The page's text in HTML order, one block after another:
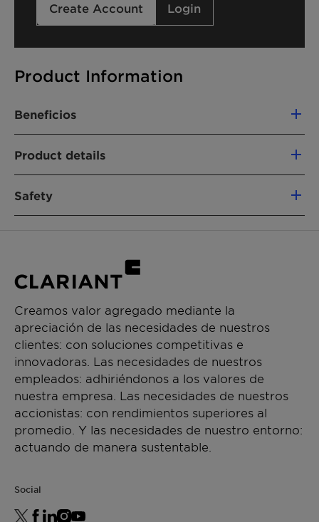
Product Information
Beneficios
Headspace perservation
Easy to handle and to dose
Product details
Traditional Preservatives
CHEMICAL TYPE
Preservative blends
APLICACIONES
Shower, Liquid Soap
Shampoo
Wet Wipe
Hair Conditioner
Hair Styling
Safety
goods please refer to our corresponding
Material Safety Data Sheet.
Create Account Login
Creamos valor agregado mediante la
apreciación de las necesidades de nuestros
clientes: con soluciones competitivas e
innovadoras. Las necesidades de nuestros
empleados: adhiriéndonos a los valores de
nuestra empresa. Las necesidades de nuestros
accionistas: con rendimientos superiores al
promedio. Y las necesidades de nuestro entorno:
actuando de manera sustentable.
Social